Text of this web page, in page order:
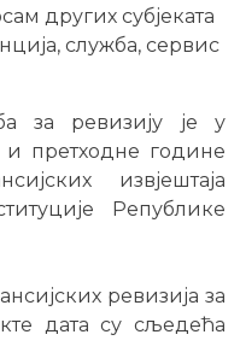
других субјеката
служба, сервис
за ревизију је у
и претходне године
извјештаја
Републике
ревизија за
дата су сљедећа